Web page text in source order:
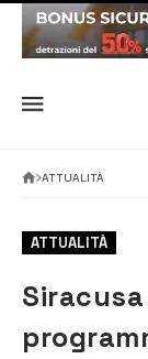
ATTUALITÀ
ATTUALITÀ